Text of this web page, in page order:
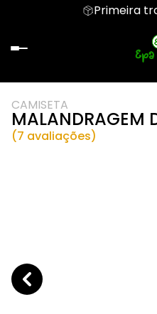
Primeira
CAMISETA
MALANDRAGEM
(7 avaliações)